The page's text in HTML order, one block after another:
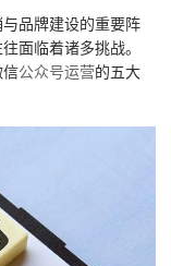
品牌建设的重要阵
面临着诸多挑战。
信公众号运营的五大